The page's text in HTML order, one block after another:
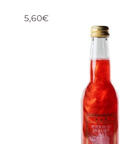
5,60€